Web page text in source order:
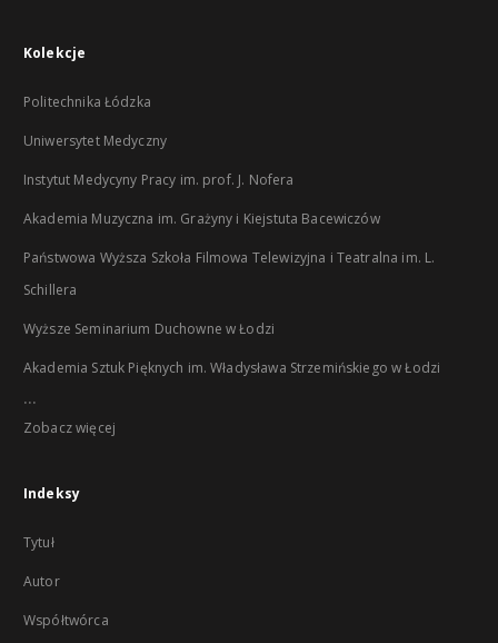
Kolekcje
Politechnika Łódzka
Uniwersytet Medyczny
Instytut Medycyny Pracy im. prof. J. Nofera
Akademia Muzyczna im. Grażyny i Kiejstuta Bacewiczów
Państwowa Wyższa Szkoła Filmowa Telewizyjna i Teatralna im. L.
Schillera
Wyższe Seminarium Duchowne w Łodzi
Akademia Sztuk Pięknych im. Władysława Strzemińskiego w Łodzi
...
Zobacz więcej
Indeksy
Tytuł
Autor
Współtwórca